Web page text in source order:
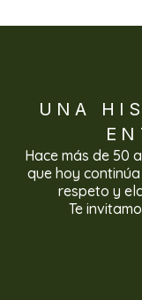
UNA
Hace más de 50
que hoy
respeto y
Te